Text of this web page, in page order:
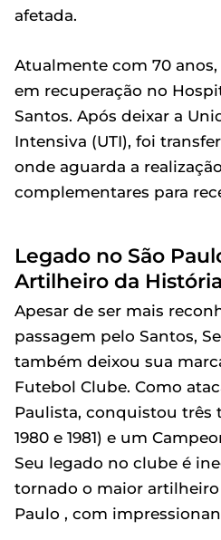
afetada.
Atualmente com 70
em recuperação no
Santos. Após deixar a
Intensiva (UTI), foi
onde aguarda a
complementares para
Legado no São
Artilheiro da História
Apesar de ser mais
passagem pelo Santos,
também deixou sua
Futebol Clube. Como
Paulista, conquistou três
1980 e 1981) e um
Seu legado no clube é
tornado o maior
Paulo , com